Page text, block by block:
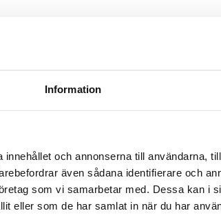
Information
och annonserna till användarna,
även sådana identifierare och
som vi samarbetar med. Dessa kan i
eller som de har samlat in när du har
Ditt projekt,
vårt fokus